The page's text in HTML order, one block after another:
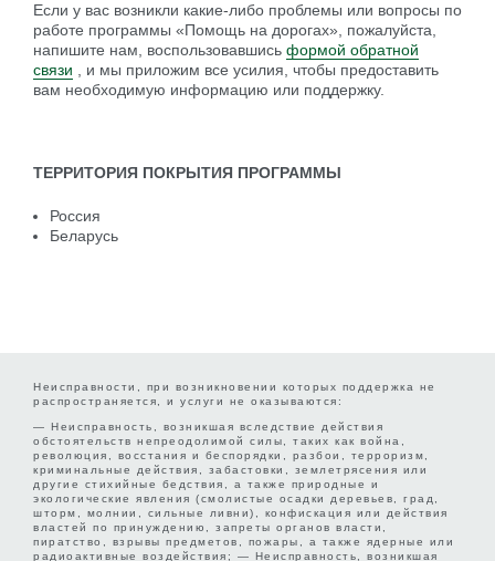
Если у вас возникли какие-либо проблемы или вопросы по
работе программы «Помощь на дорогах», пожалуйста,
напишите нам, воспользовавшись формой обратной
связи , и мы приложим все усилия, чтобы предоставить
вам необходимую информацию или поддержку.
ТЕРРИТОРИЯ ПОКРЫТИЯ ПРОГРАММЫ
Россия
Беларусь
Неисправности, при возникновении которых поддержка не
распространяется, и услуги не оказываются:
— Неисправность, возникшая вследствие действия
обстоятельств непреодолимой силы, таких как война,
революция, восстания и беспорядки, разбои, терроризм,
криминальные действия, забастовки, землетрясения или
другие стихийные бедствия, а также природные и
экологические явления (смолистые осадки деревьев, град,
шторм, молнии, сильные ливни), конфискация или действия
властей по принуждению, запреты органов власти,
пиратство, взрывы предметов, пожары, а также ядерные или
радиоактивные воздействия; — Неисправность, возникшая